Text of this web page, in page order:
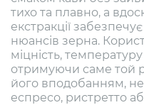
тихо та плавно, а
екстракції
нюансів зерна.
міцність,
отримуючи саме той
його вподобанням,
еспресо, ристретто